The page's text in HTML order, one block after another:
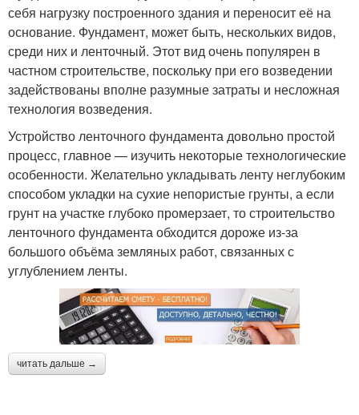
себя нагрузку построенного здания и переносит её на
основание. Фундамент, может быть, нескольких видов,
среди них и ленточный. Этот вид очень популярен в
частном строительстве, поскольку при его возведении
задействованы вполне разумные затраты и несложная
технология возведения.
Устройство ленточного фундамента довольно простой
процесс, главное — изучить некоторые технологические
особенности. Желательно укладывать ленту неглубоким
способом укладки на сухие непористые грунты, а если
грунт на участке глубоко промерзает, то строительство
ленточного фундамента обходится дороже из-за
большого объёма земляных работ, связанных с
углублением ленты.
читать дальше →